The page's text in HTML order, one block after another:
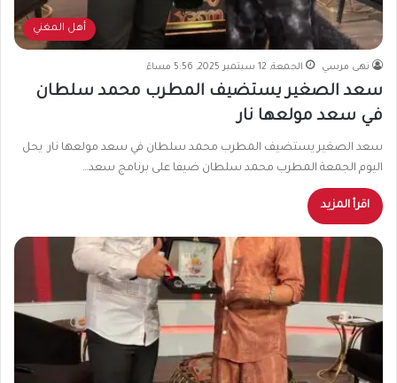
أهل المغني
نهى مرسي الجمعة, 12 سبتمبر 2025, 5:56 مساءً
سعد الصغير يستضيف المطرب محمد سلطان
في سعد مولعها نار
سعد الصغير يستضيف المطرب محمد سلطان في سعد مولعها نار يحل
اليوم الجمعة المطرب محمد سلطان ضيفا على برنامج سعد…
اقرأ المزيد